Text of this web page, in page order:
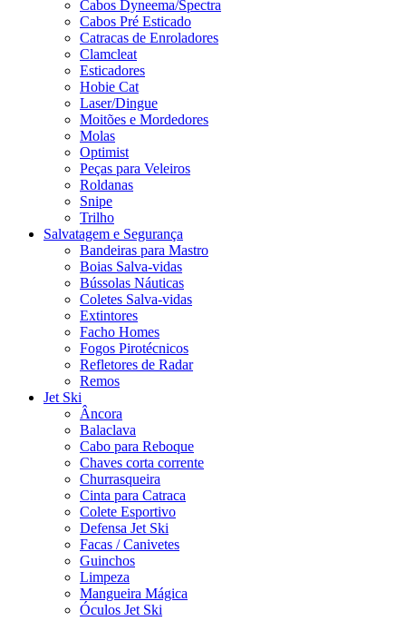
Cabos Dyneema/Spectra
Cabos Pré Esticado
Catracas de Enroladores
Clamcleat
Esticadores
Hobie Cat
Laser/Dingue
Moitões e Mordedores
Molas
Optimist
Peças para Veleiros
Roldanas
Snipe
Trilho
Salvatagem e Segurança
Bandeiras para Mastro
Boias Salva-vidas
Bússolas Náuticas
Coletes Salva-vidas
Extintores
Facho Homes
Fogos Pirotécnicos
Refletores de Radar
Remos
Jet Ski
Âncora
Balaclava
Cabo para Reboque
Chaves corta corrente
Churrasqueira
Cinta para Catraca
Colete Esportivo
Defensa Jet Ski
Facas / Canivetes
Guinchos
Limpeza
Mangueira Mágica
Óculos Jet Ski